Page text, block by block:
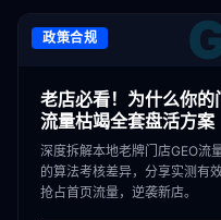
政策合规
老店必看！为什么你
流量枯竭全套盘活方案
深度拆解本地老牌门店GEO流
的算法考核差异，分享实测有
抢占首页流量，逆袭新店。